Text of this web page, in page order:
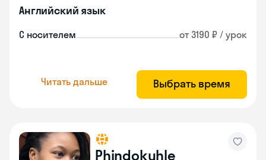
Английский язык
С носителем от 3190 ₽ / урок
Читать дальше Выбрать время
Phindokuhle